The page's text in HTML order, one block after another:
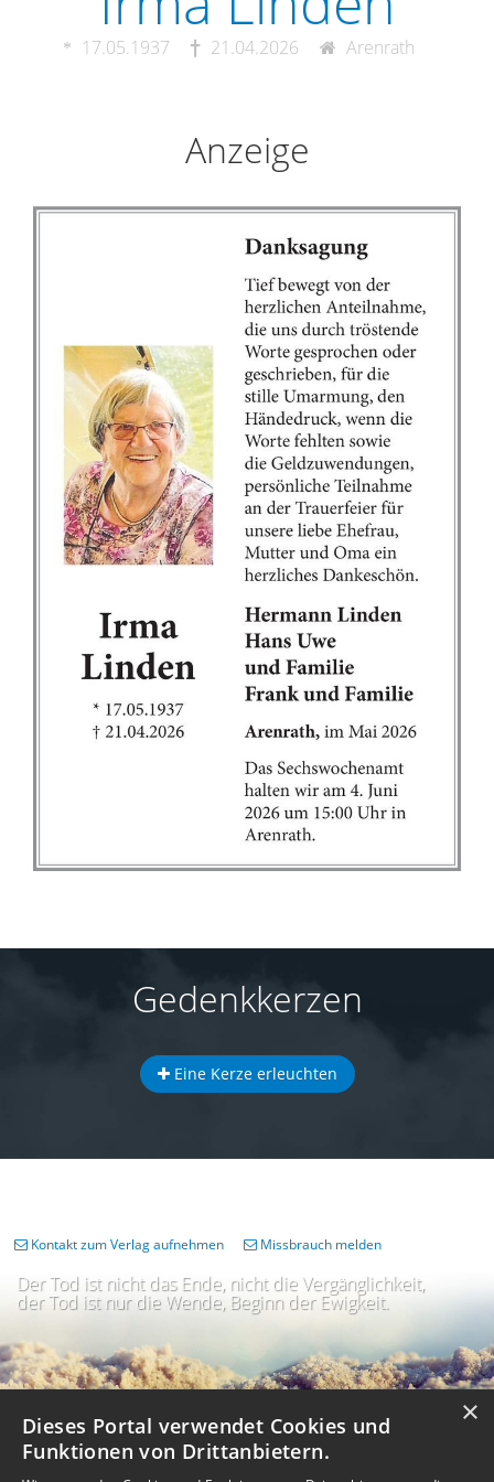
17.05.1937 21.04.2026 Arenrath
Anzeige
Gedenkkerzen
Eine Kerze erleuchten
Der Tod ist nicht das Ende, nicht die Vergänglichkeit,
der Tod ist nur die Wende, Beginn der Ewigkeit.
Kontakt zum Verlag aufnehmen Missbrauch melden
×
Dieses Portal verwendet Cookies und
Funktionen von Drittanbietern.